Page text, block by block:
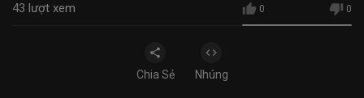
0 0
43 lượt xem
Chia Sẻ Nhúng